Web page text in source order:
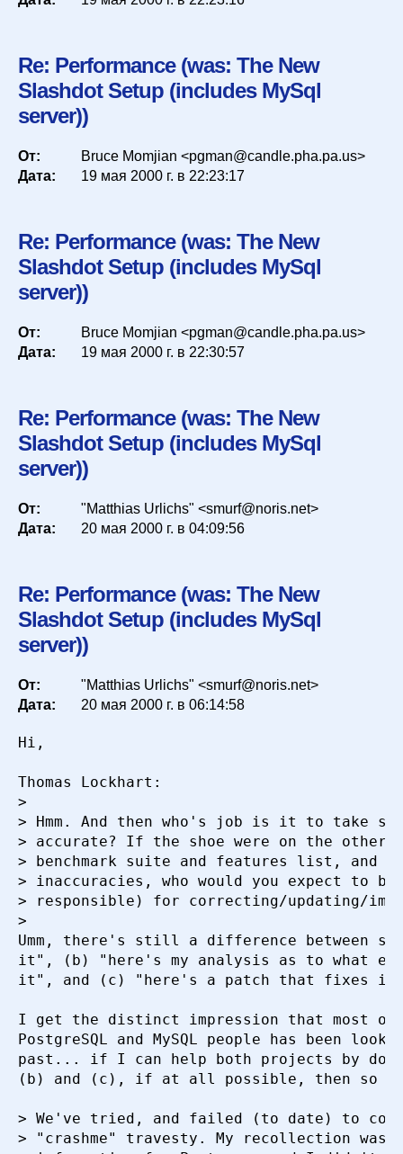
Re: Performance (was: The New
Slashdot Setup (includes MySql
server))
От:
Bruce Momjian <pgman@candle.pha.pa.us>
Дата:
19 мая 2000 г. в 22:23:17
Re: Performance (was: The New
Slashdot Setup (includes MySql
server))
От:
Bruce Momjian <pgman@candle.pha.pa.us>
Дата:
19 мая 2000 г. в 22:30:57
Re: Performance (was: The New
Slashdot Setup (includes MySql
server))
От:
"Matthias Urlichs" <smurf@noris.net>
Дата:
20 мая 2000 г. в 04:09:56
Re: Performance (was: The New
Slashdot Setup (includes MySql
server))
От:
"Matthias Urlichs" <smurf@noris.net>
Дата:
20 мая 2000 г. в 06:14:58
Hi,
Thomas Lockhart:
>
> Hmm. And then who's job is it to take
> accurate? If the shoe were on the
> benchmark suite and features list, and it
> inaccuracies, who would you expect to
> responsible) for correcting/updating/
>
Umm, there's still a difference between
it", (b) "here's my analysis as to what
it", and (c) "here's a patch that fixes
I get the distinct impression that most of
PostgreSQL and MySQL people has been
past... if I can help both projects by
(b) and (c), if at all possible, then so
> We've tried, and failed (to date) to
> "crashme" travesty. My recollection was